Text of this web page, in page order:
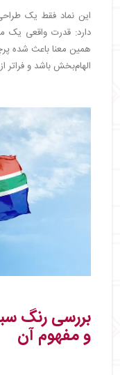
این نماد فقط یک
دارد: قدرت واقعی یک
همین معنا باعث شده
الهام‌بخش باشد و
بررسی رنگ
و مفهوم آن